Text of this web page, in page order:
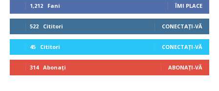
1,212 Fani ÎMI PLACE
522 Cititori CONECTAȚI-VĂ
45 Cititori CONECTAȚI-VĂ
314 Abonați ABONAȚI-VĂ